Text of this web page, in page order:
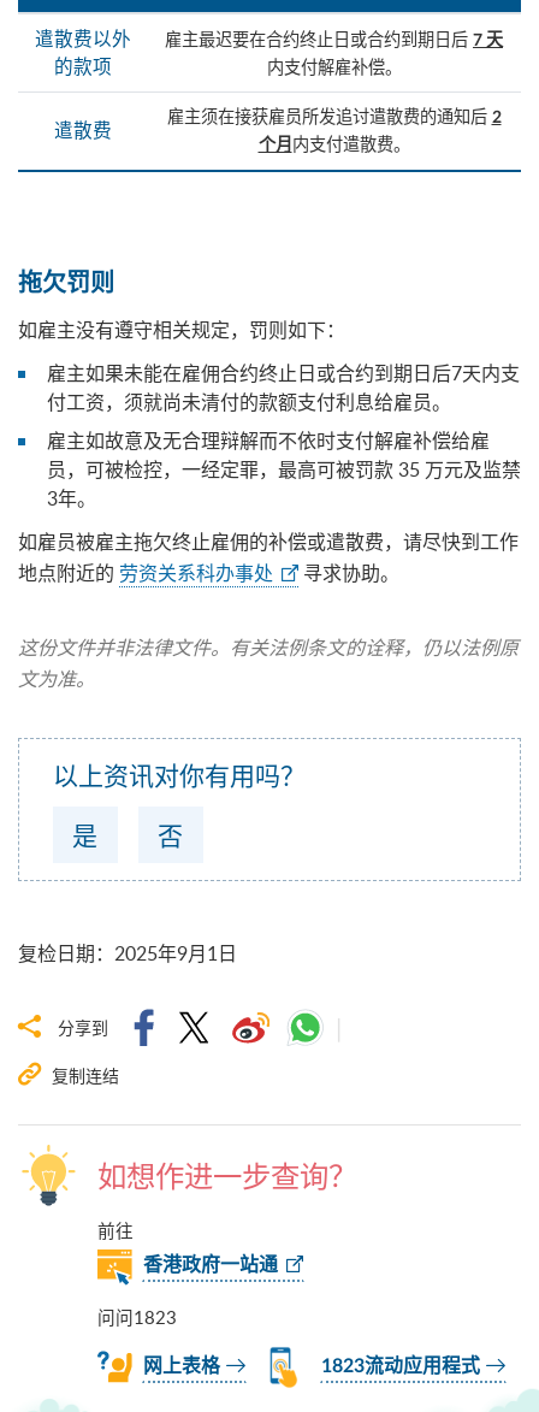
遣散费以外
的款项
雇主最迟要在合约终止日或合约到期日后 7 天
内支付解雇补偿。
遣散费
雇主须在接获雇员所发追讨遣散费的通知后 2
个月 内支付遣散费。
拖欠罚则
如雇主没有遵守相关规定，罚则如下：
雇主如果未能在雇佣合约终止日或合约到期日后7天内支
付工资，须就尚未清付的款额支付利息给雇员。
雇主如故意及无合理辩解而不依时支付解雇补偿给雇
员，可被检控，一经定罪，最高可被罚款 35 万元及监禁
3年。
如雇员被雇主拖欠终止雇佣的补偿或遣散费，请尽快到工作
地点附近的 劳资关系科办事处 寻求协助。
这份文件并非法律文件。有关法例条文的诠释，仍以法例原
文为准。
以上资讯对你有用吗？
是
否
复检日期： 2025年9月1日
分享到
复制连结
如想作进一步查询？
前往
香港政府一站通
问问1823
网上表格 1823流动应用程式